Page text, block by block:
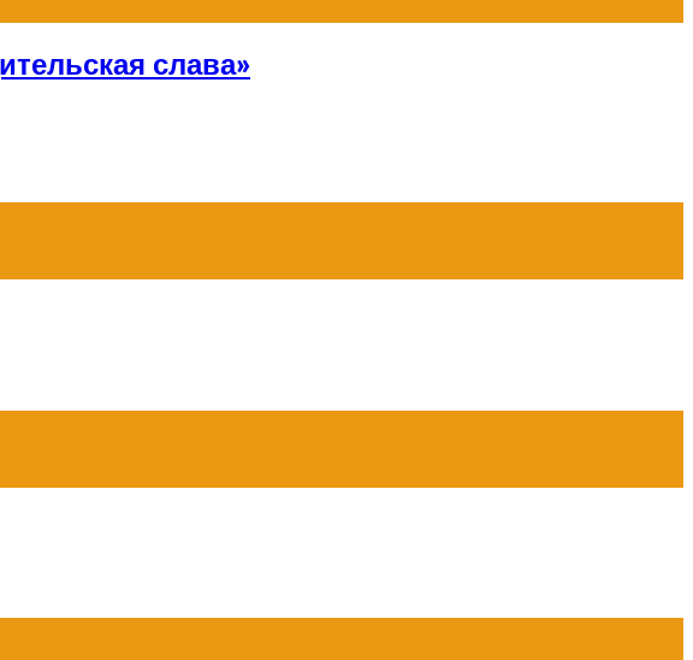
слава»